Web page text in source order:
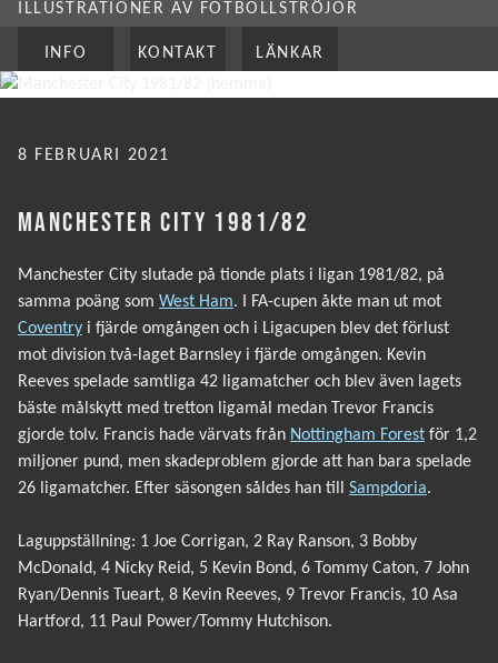
ILLUSTRATIONER AV FOTBOLLSTRÖJOR
INFO KONTAKT LÄNKAR
PUBLICERAT
8 FEBRUARI 2021
MANCHESTER CITY 1981/82
Manchester City slutade på tionde plats i ligan 1981/82, på
samma poäng som West Ham. I FA-cupen åkte man ut mot
Coventry i fjärde omgången och i Ligacupen blev det förlust
mot division två-laget Barnsley i fjärde omgången. Kevin
Reeves spelade samtliga 42 ligamatcher och blev även lagets
bäste målskytt med tretton ligamål medan Trevor Francis
gjorde tolv. Francis hade värvats från Nottingham Forest för 1,2
miljoner pund, men skadeproblem gjorde att han bara spelade
26 ligamatcher. Efter säsongen såldes han till Sampdoria.
Laguppställning: 1 Joe Corrigan, 2 Ray Ranson, 3 Bobby
McDonald, 4 Nicky Reid, 5 Kevin Bond, 6 Tommy Caton, 7 John
Ryan/Dennis Tueart, 8 Kevin Reeves, 9 Trevor Francis, 10 Asa
Hartford, 11 Paul Power/Tommy Hutchison.